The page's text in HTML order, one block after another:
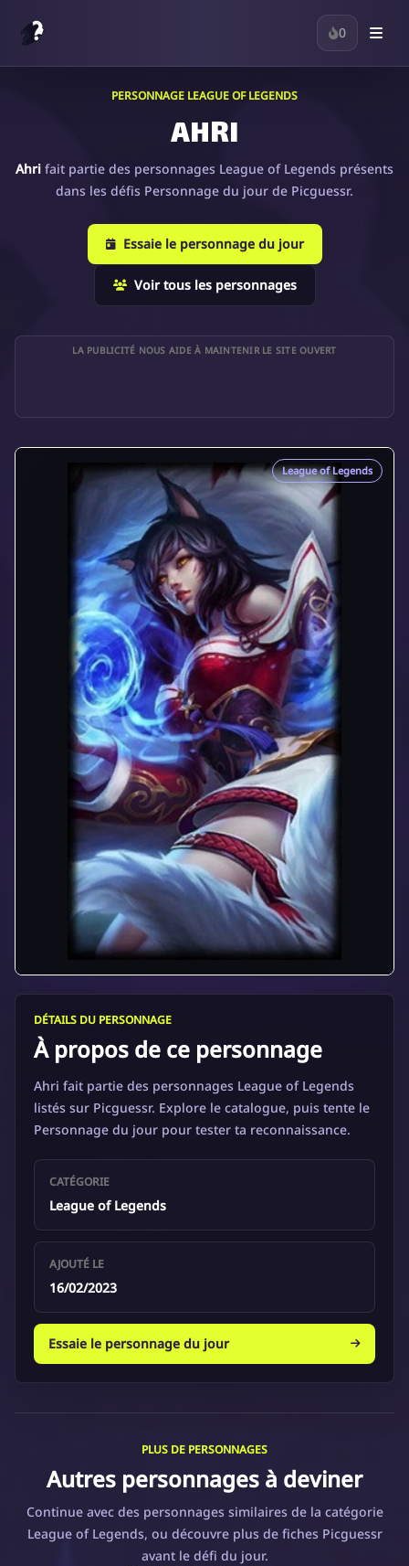
0
PERSONNAGE LEAGUE OF LEGENDS
AHRI
Ahri fait partie des personnages League of Legends présents
dans les défis Personnage du jour de Picguessr.
Essaie le personnage du jour
Voir tous les personnages
LA PUBLICITÉ NOUS AIDE À MAINTENIR LE SITE OUVERT
League of Legends
DÉTAILS DU PERSONNAGE
À propos de ce personnage
Ahri fait partie des personnages League of Legends
listés sur Picguessr. Explore le catalogue, puis tente le
Personnage du jour pour tester ta reconnaissance.
CATÉGORIE
League of Legends
AJOUTÉ LE
16/02/2023
Essaie le personnage du jour
PLUS DE PERSONNAGES
Autres personnages à deviner
Continue avec des personnages similaires de la catégorie
League of Legends, ou découvre plus de fiches Picguessr
avant le défi du jour.